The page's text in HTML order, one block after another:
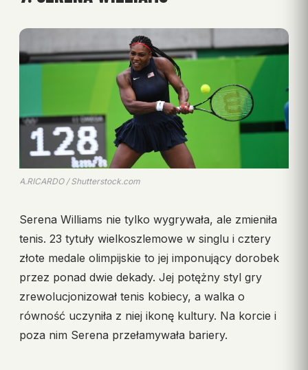
A.RICARDO / Shutterstock.com
Serena Williams nie tylko wygrywała, ale zmieniła
tenis. 23 tytuły wielkoszlemowe w singlu i cztery
złote medale olimpijskie to jej imponujący dorobek
przez ponad dwie dekady. Jej potężny styl gry
zrewolucjonizował tenis kobiecy, a walka o
równość uczyniła z niej ikonę kultury. Na korcie i
poza nim Serena przełamywała bariery.